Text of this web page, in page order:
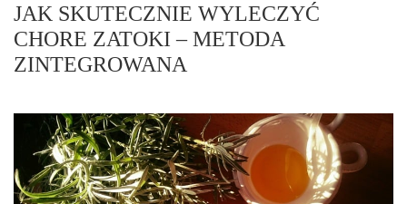
JAK SKUTECZNIE WYLECZYĆ
CHORE ZATOKI – METODA
ZINTEGROWANA